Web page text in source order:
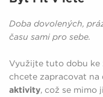
Doba dovolených,
času sami pro sebe.
Využijte tuto dobu ke
chcete zapracovat na
aktivity, což se mimo